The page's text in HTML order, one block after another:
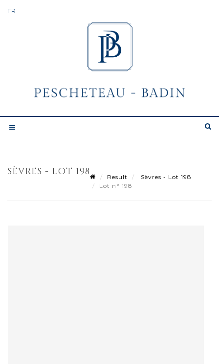
SÈVRES - LOT 198 Result
Sèvres - Lot 198
Lot n° 198